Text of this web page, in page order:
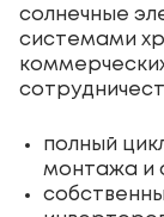
солнечные
системами
полный
монтажа и